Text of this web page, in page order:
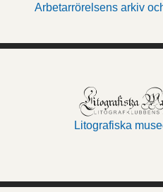
Arbetarrörelsens arkiv
Litografiska